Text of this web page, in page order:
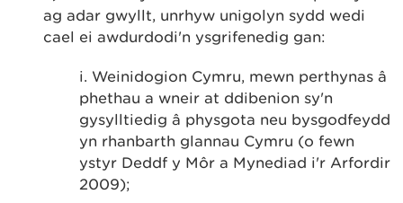
ag adar gwyllt, unrhyw unigolyn sydd wedi
cael ei awdurdodi'n ysgrifenedig gan:
i. Weinidogion Cymru, mewn perthynas â
phethau a wneir at ddibenion sy'n
gysylltiedig â physgota neu bysgodfeydd
yn rhanbarth glannau Cymru (o fewn
ystyr Deddf y Môr a Mynediad i'r Arfordir
2009);